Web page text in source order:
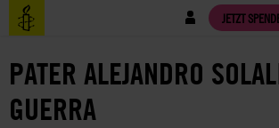
Direkt
zum
Benutzermenü JETZT
PATER ALEJANDRO
GUERRA